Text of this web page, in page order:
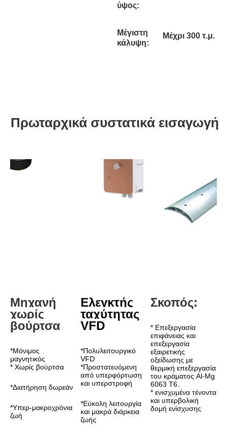
ύψος:
Μέγιστη
κάλυψη:
Μέχρι 300 τ.μ.
Πρωταρχικά συστατικά εισαγωγή
Μηχανή
χωρίς
βούρτσα
*Μόνιμος
μαγνητικός
* Χωρίς βούρτσα
*Διατήρηση δωρεάν
*Υπερ-μακροχρόνια
ζωή
Ελεγκτής
ταχύτητας
VFD
*Πολυλειτουργικό
VFD
*Προστατευόμενη
από υπερφόρτωση
και υπερστροφή
*Εύκολη λειτουργία
και μακρά διάρκεια
ζωής
Σκοπός:
* Επεξεργασία
επιφάνειας και
επεξεργασία
εξαιρετικής
οξείδωσης με
θερμική επεξεργασία
του κράματος Al-Mg
6063 T6.
* ενισχυμένα τένοντα
και υπερβολική
δομή ενίσχυσης